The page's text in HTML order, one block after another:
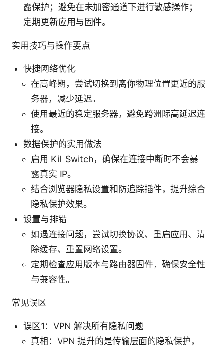
露保护；避免在未加密通道下进行敏感操作；
定期更新应用与固件。
实用技巧与操作要点
快捷网络优化
在高峰期，尝试切换到离你物理位置更近的服
务器，减少延迟。
使用最近的稳定服务器，避免跨洲际高延迟连
接。
数据保护的实用做法
启用 Kill Switch，确保在连接中断时不会暴
露真实 IP。
结合浏览器隐私设置和防追踪插件，提升综合
隐私保护效果。
设置与排错
如遇连接问题，尝试切换协议、重启应用、清
除缓存、重置网络设置。
定期检查应用版本与路由器固件，确保安全性
与兼容性。
常见误区
误区1：VPN 解决所有隐私问题
真相：VPN 提升的是传输层面的隐私保护，